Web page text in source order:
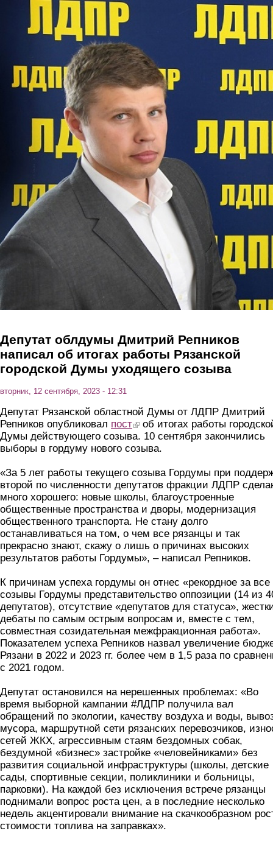
Перейти к основному содержанию
Депутат облдумы Дмитрий Репников
написал об итогах работы Рязанской
городской Думы уходящего созыва
вторник, 12 сентября, 2023 - 12:31
Депутат Рязанской областной Думы от ЛДПР Дмитрий
Репников опубликовал пост(link is external)
об итогах работы
Думы действующего созыва. 10 сентября закончились
выборы в гордуму нового созыва.
«За 5 лет работы текущего созыва Гордумы при
второй по численности депутатов фракции ЛДПР
много хорошего: новые школы, благоустроенные
общественные пространства и дворы, модернизация
общественного транспорта. Не стану долго
останавливаться на том, о чем все рязанцы и так
прекрасно знают, скажу о лишь о причинах высоких
результатов работы Гордумы», – написал Репников.
К причинам успеха гордумы он отнес «рекордное за все
созывы Гордумы представительство оппозиции (14 из
депутатов), отсутствие «депутатов для статуса»,
дебаты по самым острым вопросам и, вместе с тем,
совместная созидательная межфракционная работа».
Показателем успеха Репников назвал увеличение
Рязани в 2022 и 2023 гг. более чем в 1,5 раза по
с 2021 годом.
Депутат остановился на нерешенных проблемах: «Во
время выборной кампании #ЛДПР получила вал
обращений по экологии, качеству воздуха и воды,
мусора, маршрутной сети рязанских перевозчиков,
сетей ЖКХ, агрессивным стаям бездомных собак,
бездумной «бизнес» застройке «человейниками» без
развития социальной инфраструктуры (школы, детские
сады, спортивные секции, поликлиники и больницы,
парковки). На каждой без исключения встрече рязанцы
поднимали вопрос роста цен, а в последние несколько
недель акцентировали внимание на скачкообразном
стоимости топлива на заправках».